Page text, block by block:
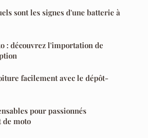
sont les signes d'une batterie à
: découvrez l'importation de
facilement avec le dépôt-
pour passionnés
de moto